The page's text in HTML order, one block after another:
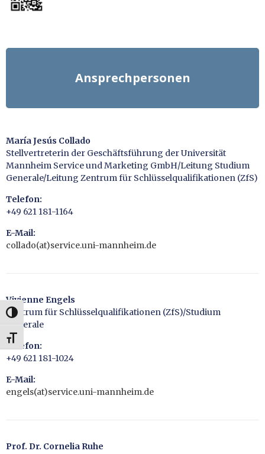
UMSCHALTEN AUF HOHE KONTRASTE
SCHRIFT VERGRÖSSERN
Ansprechpersonen
María Jesús Collado
Stellvertreterin der Geschäftsführung der Universität
Mannheim Service und Marketing GmbH/Leitung Studium
Generale/Leitung Zentrum für Schlüsselqualifikationen (ZfS)
Telefon:
+49 621 181-1164
E-Mail:
collado(at)service.uni-mannheim.de
Vivienne Engels
Zentrum für Schlüsselqualifikationen (ZfS)/Studium
Generale
Telefon:
+49 621 181-1024
E-Mail:
engels(at)service.uni-mannheim.de
Prof. Dr. Cornelia Ruhe